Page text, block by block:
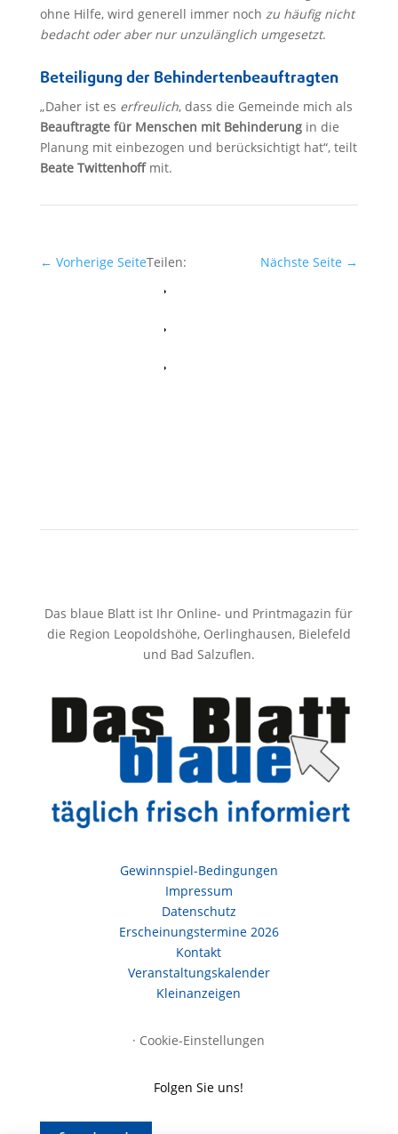
ohne Hilfe, wird generell immer noch zu häufig nicht
bedacht oder aber nur unzulänglich umgesetzt.
Beteiligung der Behindertenbeauftragten
„Daher ist es erfreulich, dass die Gemeinde mich als
Beauftragte für Menschen mit Behinderungin die
Planung mit einbezogen und berücksichtigt hat“, teilt
Beate Twittenhoffmit.
← Vorherige Seite Nächste Seite →
Teilen:
Facebook
Whatsapp
Twitter
Das blaue Blatt ist Ihr Online- und Printmagazin für
die Region Leopoldshöhe, Oerlinghausen, Bielefeld
und Bad Salzuflen.
Gewinnspiel-Bedingungen
Impressum
Datenschutz
Erscheinungstermine 2026
Kontakt
Veranstaltungskalender
Kleinanzeigen
· Cookie-Einstellungen
Folgen Sie uns!